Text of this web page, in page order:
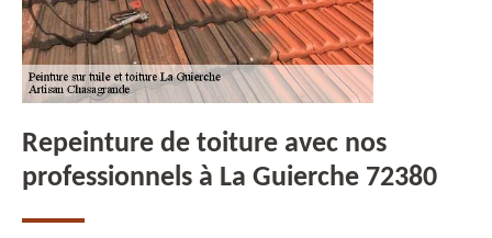
Repeinture de toiture avec nos
professionnels à La Guierche 72380